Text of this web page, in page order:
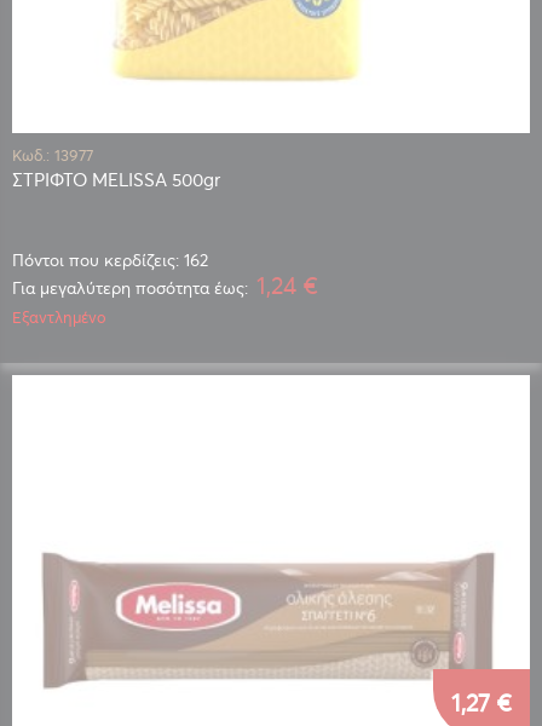
Κωδ.: 13977
ΣΤΡΙΦΤΟ MELISSA 500gr
Πόντοι που κερδίζεις: 162
Για μεγαλύτερη ποσότητα έως: 1,24 €
Εξαντλημένο
1,27 €